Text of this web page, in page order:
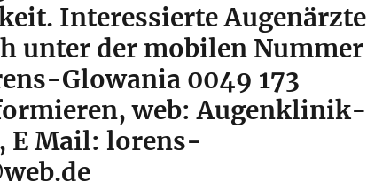
Interessierte Augenärzte
unter der mobilen Nummer
Glowania 0049 173
web: Augenklinik-
E Mail: lorens-